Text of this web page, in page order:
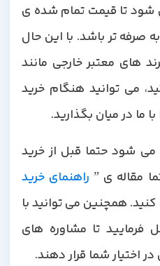
تا قیمت تمام شده ی
تر باشد. با این حال
معتبر خارجی مانند
توانید هنگام خرید
حتما قبل از خرید
راهنمای خرید
همچنین می توانید با
تا مشاوره های
شما قرار دهند.